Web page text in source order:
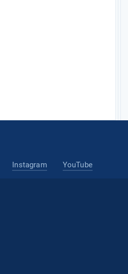
Instagram
YouTube